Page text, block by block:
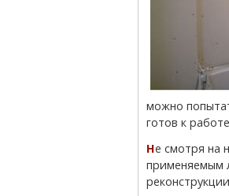
можно
готов к
Не смотря на недостатки, гипсокартон на сегодняшний день является наиболее
применяемым